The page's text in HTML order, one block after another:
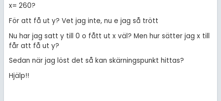
x= 260?
För att få ut y? Vet jag inte, nu e jag så trött
Nu har jag satt y till 0 o fått ut x väl? Men hur sätter jag x till
får att få ut y?
Sedan när jag löst det så kan skärningspunkt hittas?
Hjälp!!